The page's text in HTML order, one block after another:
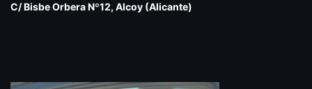
C/ Bisbe Orbera Nº12, Alcoy (Alicante)